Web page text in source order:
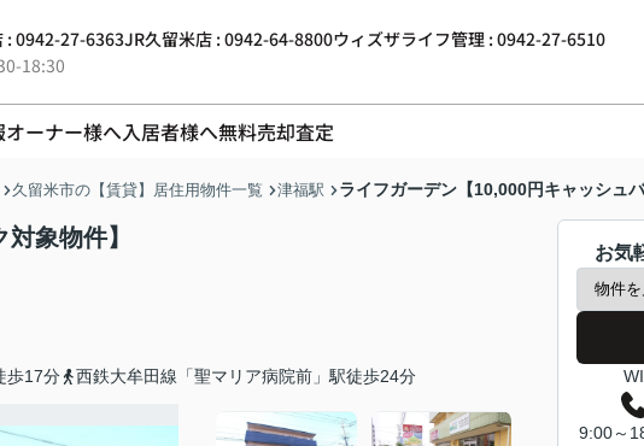
: 0942-27-6363JR久留米店 : 0942-64-8800ウィズザライフ管理 : 0942-27-6510
18:30
オーナー様へ入居者様へ無料売却査定
久留米市の【賃貸】居住用物件一覧 津福駅 ライフガーデン【10,000円キャッシュバ
象物件】
歩17分 西鉄大牟田線「聖マリア病院前」駅徒歩24分
お気
9:00～